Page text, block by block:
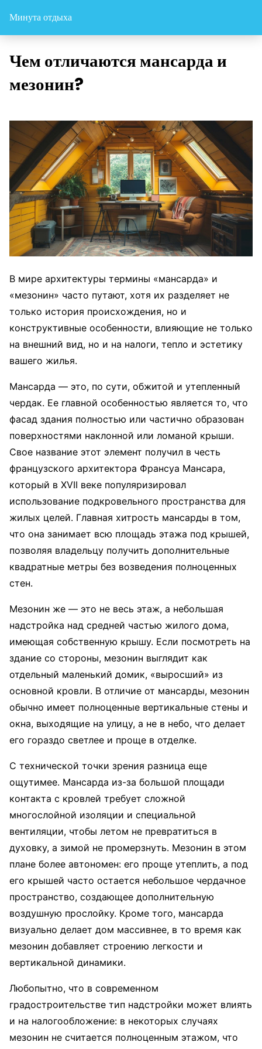
Минута отдыха
Чем отличаются мансарда и
мезонин?
В мире архитектуры термины «мансарда» и
«мезонин» часто путают, хотя их разделяет не
только история происхождения, но и
конструктивные особенности, влияющие не только
на внешний вид, но и на налоги, тепло и эстетику
вашего жилья.
Мансарда — это, по сути, обжитой и утепленный
чердак. Ее главной особенностью является то, что
фасад здания полностью или частично образован
поверхностями наклонной или ломаной крыши.
Свое название этот элемент получил в честь
французского архитектора Франсуа Мансара,
который в XVII веке популяризировал
использование подкровельного пространства для
жилых целей. Главная хитрость мансарды в том,
что она занимает всю площадь этажа под крышей,
позволяя владельцу получить дополнительные
квадратные метры без возведения полноценных
стен.
Мезонин же — это не весь этаж, а небольшая
надстройка над средней частью жилого дома,
имеющая собственную крышу. Если посмотреть на
здание со стороны, мезонин выглядит как
отдельный маленький домик, «выросший» из
основной кровли. В отличие от мансарды, мезонин
обычно имеет полноценные вертикальные стены и
окна, выходящие на улицу, а не в небо, что делает
его гораздо светлее и проще в отделке.
С технической точки зрения разница еще
ощутимее. Мансарда из-за большой площади
контакта с кровлей требует сложной
многослойной изоляции и специальной
вентиляции, чтобы летом не превратиться в
духовку, а зимой не промерзнуть. Мезонин в этом
плане более автономен: его проще утеплить, а под
его крышей часто остается небольшое чердачное
пространство, создающее дополнительную
воздушную прослойку. Кроме того, мансарда
визуально делает дом массивнее, в то время как
мезонин добавляет строению легкости и
вертикальной динамики.
Любопытно, что в современном
градостроительстве тип надстройки может влиять
и на налогообложение: в некоторых случаях
мезонин не считается полноценным этажом, что